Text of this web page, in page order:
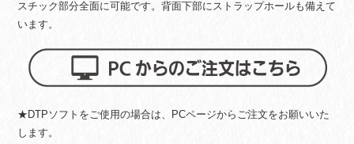
スチック部分全面に可能です。背面下部にストラップホールも備えて
います。
★DTPソフトをご使用の場合は、PCページからご注文をお願いいた
します。